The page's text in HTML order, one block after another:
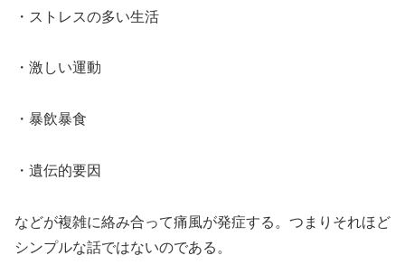
・ストレスの多い生活
・激しい運動
・暴飲暴食
・遺伝的要因
などが複雑に絡み合って痛風が発症する。つまりそれほど
シンプルな話ではないのである。